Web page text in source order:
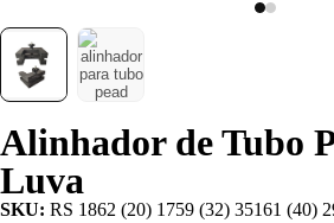
Alinhador de Tubo
Luva
SKU: RS 1862 (20) 1759 (32) 35161 (40)